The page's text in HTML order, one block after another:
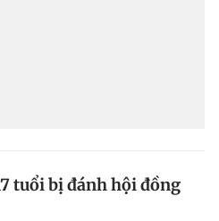
tuổi bị đánh hội đồng